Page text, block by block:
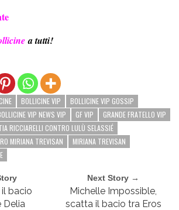
a tutti!
BOLLICINE VIP
BOLLICINE VIP GOSSIP
VIP NEWS VIP GF VIP
GRANDE FRATELLO VIP
RICCIARELLI CONTRO LULÙ SELASSIÉ
MIRIANA TREVISAN
MIRIANA TREVISAN
bacio
Delia
Next Story →
Michelle Impossible,
scatta il bacio tra Eros